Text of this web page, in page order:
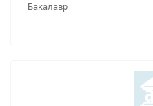
Бакалавр